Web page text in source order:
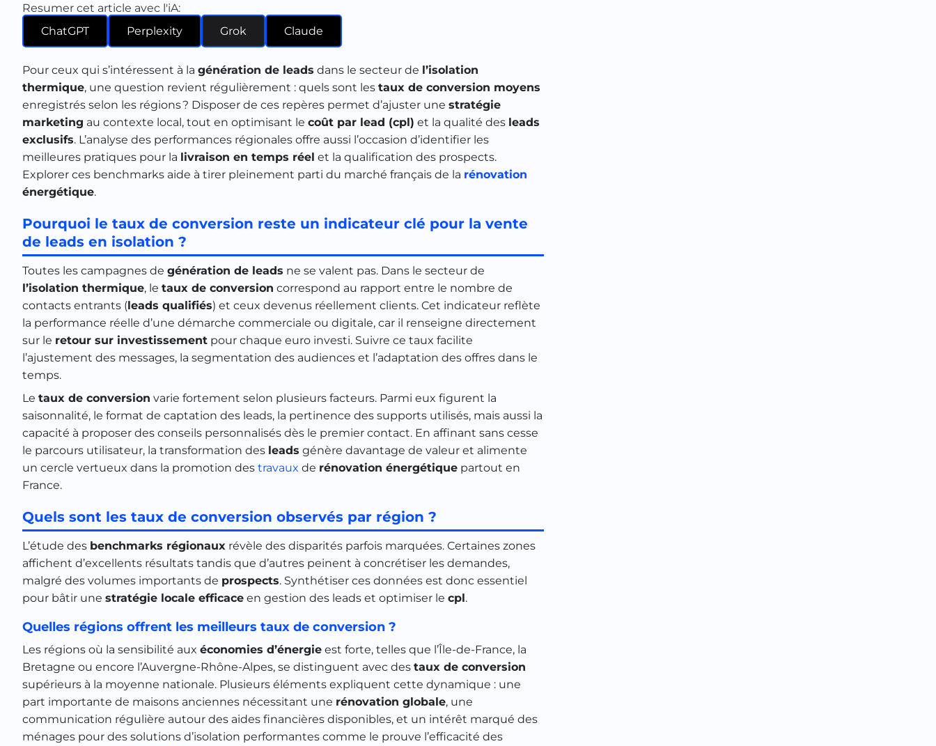
Resumer cet article avec l'iA:
ChatGPT
Perplexity Grok Claude
Pour ceux qui s’intéressent à la génération de leads dans le secteur de l’isolation
thermique, une question revient régulièrement : quels sont les taux de conversion moyens
enregistrés selon les régions ? Disposer de ces repères permet d’ajuster une stratégie
marketing au contexte local, tout en optimisant le coût par lead (cpl) et la qualité des leads
exclusifs. L’analyse des performances régionales offre aussi l’occasion d’identifier les
meilleures pratiques pour la livraison en temps réel et la qualification des prospects.
Explorer ces benchmarks aide à tirer pleinement parti du marché français de la rénovation
énergétique.
Pourquoi le taux de conversion reste un indicateur clé pour la vente
de leads en isolation ?
Toutes les campagnes de génération de leads ne se valent pas. Dans le secteur de
l’isolation thermique, le taux de conversion correspond au rapport entre le nombre de
contacts entrants (leads qualifiés) et ceux devenus réellement clients. Cet indicateur reflète
la performance réelle d’une démarche commerciale ou digitale, car il renseigne directement
sur le retour sur investissement pour chaque euro investi. Suivre ce taux facilite
l’ajustement des messages, la segmentation des audiences et l’adaptation des offres dans le
temps.
Le taux de conversion varie fortement selon plusieurs facteurs. Parmi eux figurent la
saisonnalité, le format de captation des leads, la pertinence des supports utilisés, mais aussi la
capacité à proposer des conseils personnalisés dès le premier contact. En affinant sans cesse
le parcours utilisateur, la transformation des leads génère davantage de valeur et alimente
un cercle vertueux dans la promotion des travaux de rénovation énergétique partout en
France.
Quels sont les taux de conversion observés par région ?
L’étude des benchmarks régionaux révèle des disparités parfois marquées. Certaines zones
affichent d’excellents résultats tandis que d’autres peinent à concrétiser les demandes,
malgré des volumes importants de prospects. Synthétiser ces données est donc essentiel
pour bâtir une stratégie locale efficace en gestion des leads et optimiser le cpl.
Quelles régions offrent les meilleurs taux de conversion ?
Les régions où la sensibilité aux économies d’énergie est forte, telles que l’Île-de-France, la
Bretagne ou encore l’Auvergne-Rhône-Alpes, se distinguent avec des taux de conversion
supérieurs à la moyenne nationale. Plusieurs éléments expliquent cette dynamique : une
part importante de maisons anciennes nécessitant une rénovation globale, une
communication régulière autour des aides financières disponibles, et un intérêt marqué des
ménages pour des solutions d’isolation performantes comme le prouve l’efficacité des